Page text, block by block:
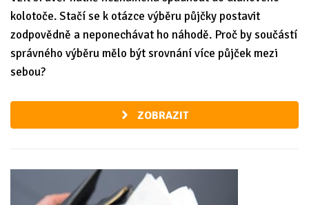
kolotoče. Stačí se k otázce výběru půjčky postavit
zodpovědně a neponechávat ho náhodě. Proč by součástí
správného výběru mělo být srovnání více půjček mezi
sebou?
ZOBRAZIT